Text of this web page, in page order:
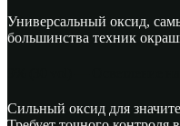
Универсальный оксид,
большинства техник
Сильный оксид для